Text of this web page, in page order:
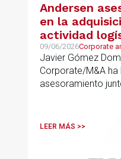
Andersen
en la
actividad
transporte de
Palmera
09/06/2026Corporate
Javier Gómez
Corporate/M&A ha
asesoramiento
LEER MÁS >>